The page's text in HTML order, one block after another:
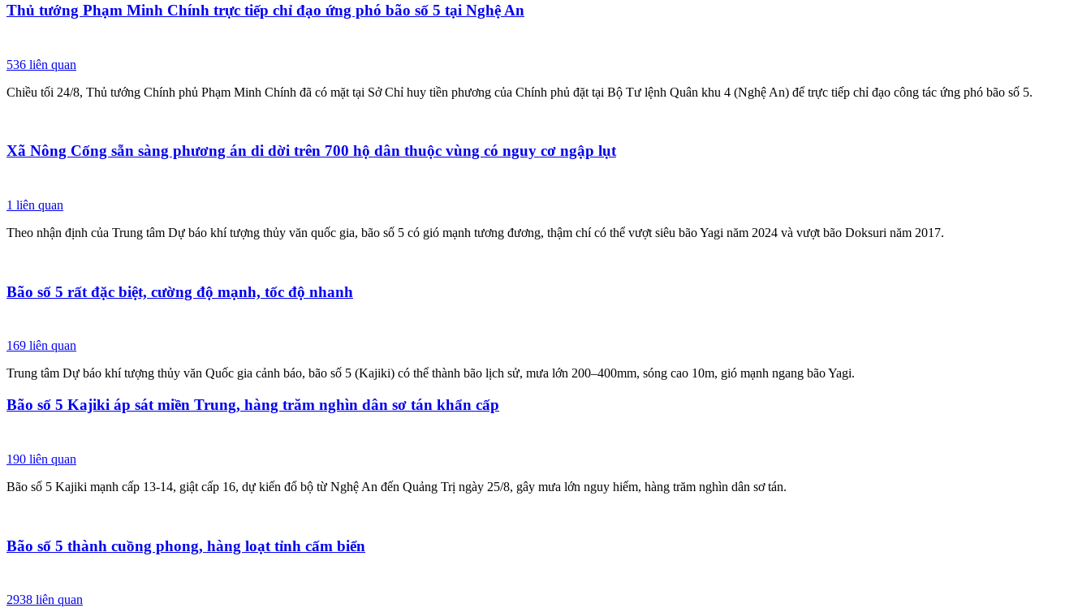
Thủ tướng Phạm Minh Chính trực tiếp chỉ đạo ứng phó bão số 5 tại Nghệ An
536 liên quan
Chiều tối 24/8, Thủ tướng Chính phủ Phạm Minh Chính đã có mặt tại Sở Chỉ huy tiền phương của Chính phủ đặt tại Bộ Tư lệnh Quân khu 4 (Nghệ An) để trực tiếp chỉ đạo công tác ứng phó bão số 5.
Xã Nông Cống sẵn sàng phương án di dời trên 700 hộ dân thuộc vùng có nguy cơ ngập lụt
1 liên quan
Theo nhận định của Trung tâm Dự báo khí tượng thủy văn quốc gia, bão số 5 có gió mạnh tương đương, thậm chí có thể vượt siêu bão Yagi năm 2024 và vượt bão Doksuri năm 2017.
Bão số 5 rất đặc biệt, cường độ mạnh, tốc độ nhanh
169 liên quan
Trung tâm Dự báo khí tượng thủy văn Quốc gia cảnh báo, bão số 5 (Kajiki) có thể thành bão lịch sử, mưa lớn 200–400mm, sóng cao 10m, gió mạnh ngang bão Yagi.
Bão số 5 Kajiki áp sát miền Trung, hàng trăm nghìn dân sơ tán khẩn cấp
190 liên quan
Bão số 5 Kajiki mạnh cấp 13-14, giật cấp 16, dự kiến đổ bộ từ Nghệ An đến Quảng Trị ngày 25/8, gây mưa lớn nguy hiểm, hàng trăm nghìn dân sơ tán.
Bão số 5 thành cuồng phong, hàng loạt tỉnh cấm biển
2938 liên quan